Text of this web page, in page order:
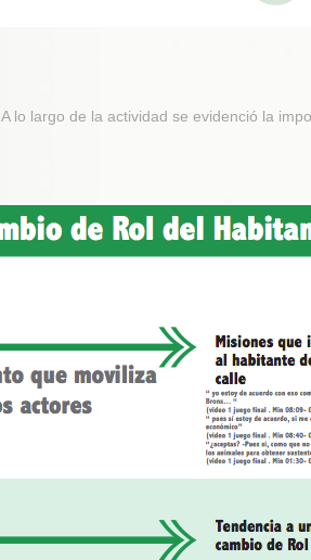
A lo largo de la actividad se evidenció la